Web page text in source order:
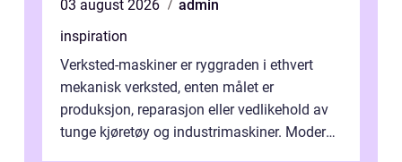
03 august 2026
admin
inspiration
Verksted-maskiner er ryggraden i ethvert
mekanisk verksted, enten målet er
produksjon, reparasjon eller vedlikehold av
tunge kjøretøy og industrimaskiner. Moderne